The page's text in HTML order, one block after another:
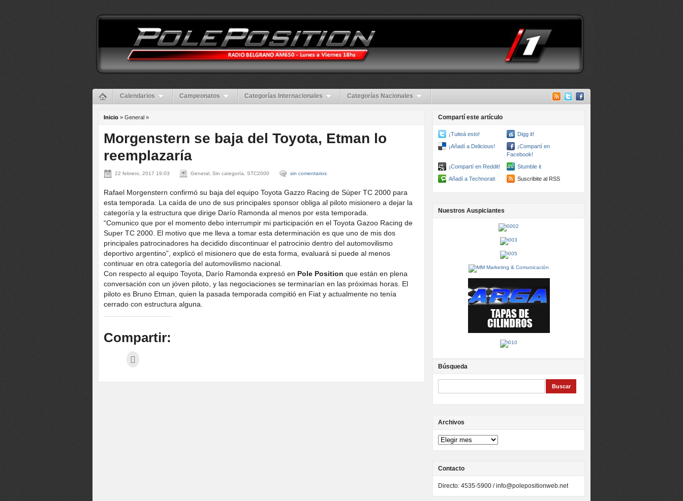
Calendarios Campeonatos Categorías Internacionales Categorías Nacionales
Inicio » General »
Morgenstern se baja del Toyota, Etman lo
reemplazaría
22 febrero, 2017 19:03 General, Sin categoría, STC2000 sin comentarios
Rafael Morgenstern confirmó su baja del equipo Toyota Gazzo Racing de Súper TC 2000 para
esta temporada. La caída de uno de sus principales sponsor obliga al piloto misionero a dejar la
categoría y la estructura que dirige Darío Ramonda al menos por esta temporada.
“Comunico que por el momento debo interrumpir mi participación en el Toyota Gazoo Racing de
Super TC 2000. El motivo que me lleva a tomar esta determinación es que uno de mis dos
principales patrocinadores ha decidido discontinuar el patrocinio dentro del automovilismo
deportivo argentino”, explicó el misionero que de esta forma, evaluará si puede al menos
continuar en otra categoría del automovilismo nacional.
Con respecto al equipo Toyota, Darío Ramonda expresó en Pole Position que están en plena
conversación con un jóven piloto, y las negociaciones se terminarían en las próximas horas. El
piloto es Bruno Etman, quien la pasada temporada compitió en Fiat y actualmente no tenía
cerrado con estructura alguna.
Compartir:
Compartí este artículo
¡Tuiteá esto!
Digg it!
¡Añadí a Delicious!
¡Compartí en
Facebook!
¡Compartí en Reddit!
Stumble it
Añadí a Technorati
Suscribite al RSS
Nuestros Auspiciantes
Búsqueda
Archivos
Contacto
Directo: 4535-5900 /info@polepositionweb.net